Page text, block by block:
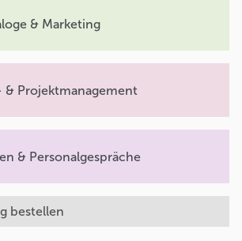
& Marketing
& Projektmanagement
& Personalgespräche
bestellen